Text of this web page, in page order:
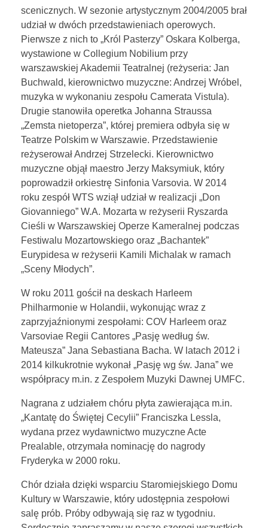
scenicznych. W sezonie artystycznym 2004/2005 brał
udział w dwóch przedstawieniach operowych.
Pierwsze z nich to „Król Pasterzy” Oskara Kolberga,
wystawione w Collegium Nobilium przy
warszawskiej Akademii Teatralnej (reżyseria: Jan
Buchwald, kierownictwo muzyczne: Andrzej Wróbel,
muzyka w wykonaniu zespołu Camerata Vistula).
Drugie stanowiła operetka Johanna Straussa
„Zemsta nietoperza”, której premiera odbyła się w
Teatrze Polskim w Warszawie. Przedstawienie
reżyserował Andrzej Strzelecki. Kierownictwo
muzyczne objął maestro Jerzy Maksymiuk, który
poprowadził orkiestrę Sinfonia Varsovia. W 2014
roku zespół WTS wziął udział w realizacji „Don
Giovanniego” W.A. Mozarta w reżyserii Ryszarda
Cieśli w Warszawskiej Operze Kameralnej podczas
Festiwalu Mozartowskiego oraz „Bachantek”
Eurypidesa w reżyserii Kamili Michalak w ramach
„Sceny Młodych”.
W roku 2011 gościł na deskach Harleem
Philharmonie w Holandii, wykonując wraz z
zaprzyjaźnionymi zespołami: COV Harleem oraz
Varsoviae Regii Cantores „Pasję według św.
Mateusza” Jana Sebastiana Bacha. W latach 2012 i
2014 kilkukrotnie wykonał „Pasję wg św. Jana” we
współpracy m.in. z Zespołem Muzyki Dawnej UMFC.
Nagrana z udziałem chóru płyta zawierająca m.in.
„Kantatę do Świętej Cecylii” Franciszka Lessla,
wydana przez wydawnictwo muzyczne Acte
Prealable, otrzymała nominację do nagrody
Fryderyka w 2000 roku.
Chór działa dzięki wsparciu Staromiejskiego Domu
Kultury w Warszawie, który udostępnia zespołowi
salę prób. Próby odbywają się raz w tygodniu.